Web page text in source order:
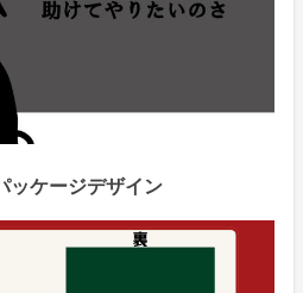
ッケージデザイン